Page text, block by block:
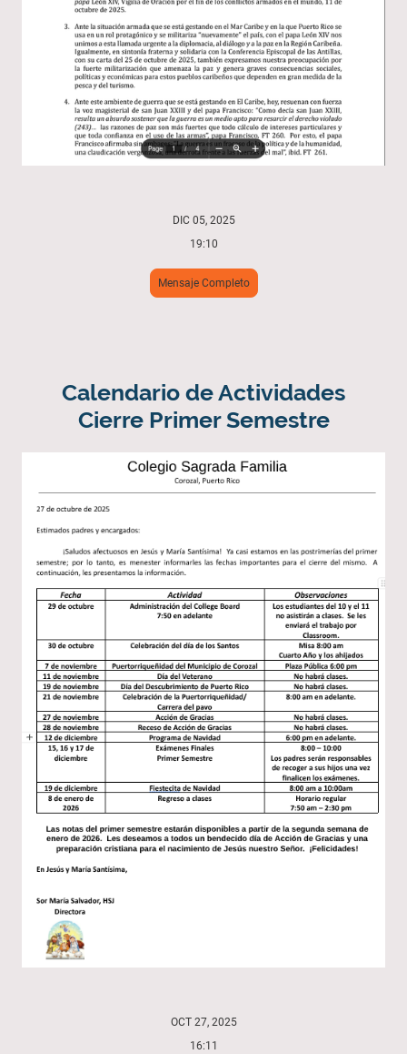
DIC 05, 2025
19:10
Mensaje Completo
Calendario de Actividades
Cierre Primer Semestre
OCT 27, 2025
16:11